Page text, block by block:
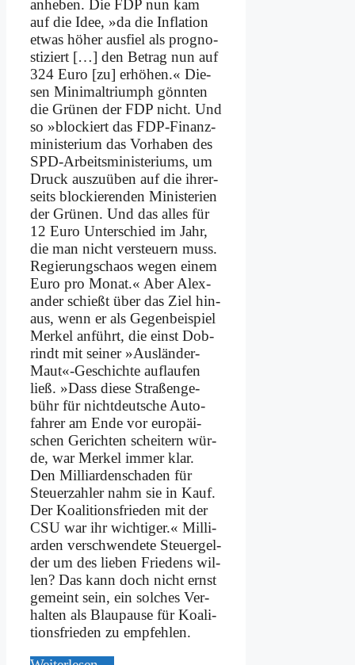
an­he­ben. Die FDP nun kam
auf die Idee, »da die In­fla­ti­on
et­was hö­her aus­fiel als pro­gno­
sti­ziert […] den Be­trag nun auf
324 Eu­ro [zu] er­hö­hen.« Die­
sen Mi­ni­mal­tri­umph gönn­ten
die Grü­nen der FDP nicht. Und
so »blockiert das FDP-Fi­nanz­
mi­ni­ste­ri­um das Vor­ha­ben des
SPD-Ar­beits­mi­ni­ste­ri­ums, um
Druck aus­zu­üben auf die ih­rer­
seits blockie­ren­den Mi­ni­ste­ri­en
der Grü­nen. Und das al­les für
12 Eu­ro Un­ter­schied im Jahr,
die man nicht ver­steu­ern muss.
Re­gie­rungs­cha­os we­gen ei­nem
Eu­ro pro Mo­nat.« Aber Alex­
an­der schießt über das Ziel hin­
aus, wenn er als Ge­gen­bei­spiel
Mer­kel an­führt, die einst Dob­
rindt mit sei­ner »Ausländer-
Maut«-Geschichte auf­lau­fen
ließ. »Dass die­se Stra­ßen­ge­
bühr für nicht­deut­sche Au­to­
fah­rer am En­de vor eu­ro­päi­
schen Ge­rich­ten schei­tern wür­
de, war Mer­kel im­mer klar.
Den Mil­li­ar­den­scha­den für
Steu­er­zah­ler nahm sie in Kauf.
Der Ko­ali­ti­ons­frie­den mit der
CSU war ihr wich­ti­ger.« Mil­li­
ar­den ver­schwen­de­te Steu­er­gel­
der um des lie­ben Frie­dens wil­
len? Das kann doch nicht ernst
ge­meint sein, ein sol­ches Ver­
hal­ten als Blau­pau­se für Ko­ali­
ti­ons­frie­den zu emp­feh­len.